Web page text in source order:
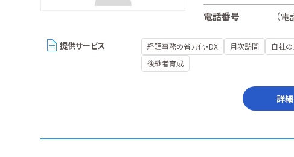
電話番号
（電
提供サービス 経理事務の省力化・DX 月次訪問 自社
後継者育成
詳